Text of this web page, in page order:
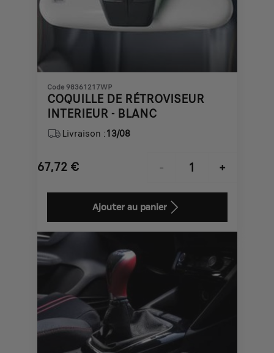
Code 98361217WP
COQUILLE DE RÉTROVISEUR
INTERIEUR - BLANC
Livraison :13/08
67,72 €
Price
67,72
€
-
+
Quantity
to:
1
Ajouter au panier